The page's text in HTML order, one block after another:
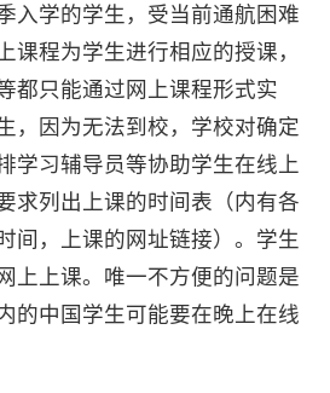
学的学生，受当前通航困难
课程为学生进行相应的授课，
都只能通过网上课程形式实
，因为无法到校，学校对确定
学习辅导员等协助学生在线上
求列出上课的时间表（内有各
间，上课的网址链接）。学生
上上课。唯一不方便的问题是
的中国学生可能要在晚上在线